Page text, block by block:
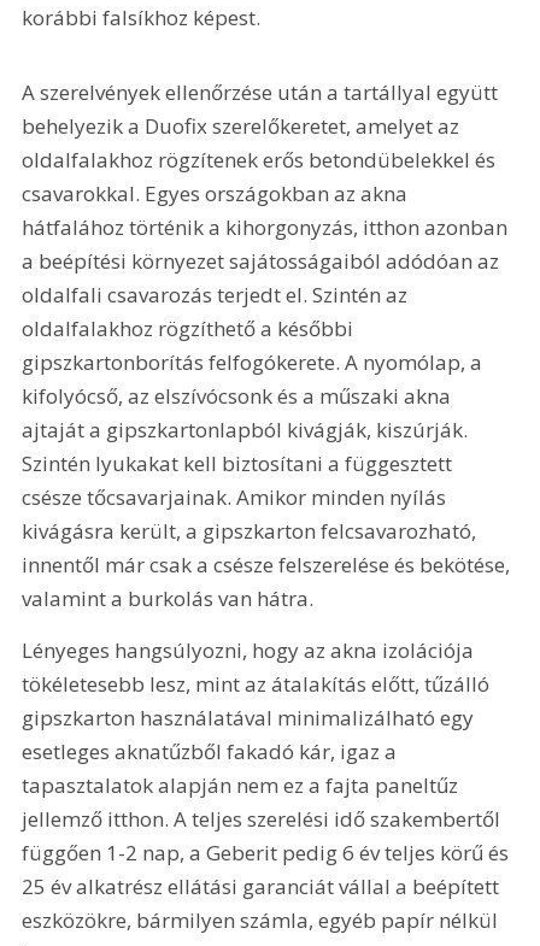
korábbi falsíkhoz képest.
A szerelvények ellenőrzése után a tartállyal együtt
behelyezik a Duofix szerelőkeretet, amelyet az
oldalfalakhoz rögzítenek erős betondübelekkel és
csavarokkal. Egyes országokban az akna
hátfalához történik a kihorgonyzás, itthon azonban
a beépítési környezet sajátosságaiból adódóan az
oldalfali csavarozás terjedt el. Szintén az
oldalfalakhoz rögzíthető a későbbi
gipszkartonborítás felfogókerete. A nyomólap, a
kifolyócső, az elszívócsonk és a műszaki akna
ajtaját a gipszkartonlapból kivágják, kiszúrják.
Szintén lyukakat kell biztosítani a függesztett
csésze tőcsavarjainak. Amikor minden nyílás
kivágásra került, a gipszkarton felcsavarozható,
innentől már csak a csésze felszerelése és bekötése,
valamint a burkolás van hátra.
Lényeges hangsúlyozni, hogy az akna izolációja
tökéletesebb lesz, mint az átalakítás előtt, tűzálló
gipszkarton használatával minimalizálható egy
esetleges aknatűzből fakadó kár, igaz a
tapasztalatok alapján nem ez a fajta paneltűz
jellemző itthon. A teljes szerelési idő szakembertől
függően 1-2 nap, a Geberit pedig 6 év teljes körű és
25 év alkatrész ellátási garanciát vállal a beépített
eszközökre, bármilyen számla, egyéb papír nélkül